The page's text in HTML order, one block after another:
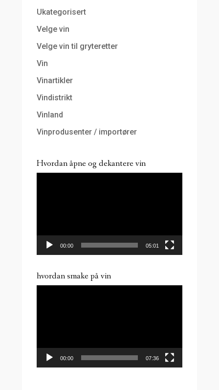
Ukategorisert
Velge vin
Velge vin til gryteretter
Vin
Vinartikler
Vindistrikt
Vinland
Vinprodusenter / importører
Hvordan åpne og dekantere vin
00:00 05:01
hvordan smake på vin
00:00 07:36